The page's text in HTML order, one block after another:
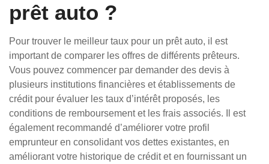
prêt auto ?
Pour trouver le meilleur taux pour un prêt auto, il est
important de comparer les offres de différents prêteurs.
Vous pouvez commencer par demander des devis à
plusieurs institutions financières et établissements de
crédit pour évaluer les taux d’intérêt proposés, les
conditions de remboursement et les frais associés. Il est
également recommandé d’améliorer votre profil
emprunteur en consolidant vos dettes existantes, en
améliorant votre historique de crédit et en fournissant un